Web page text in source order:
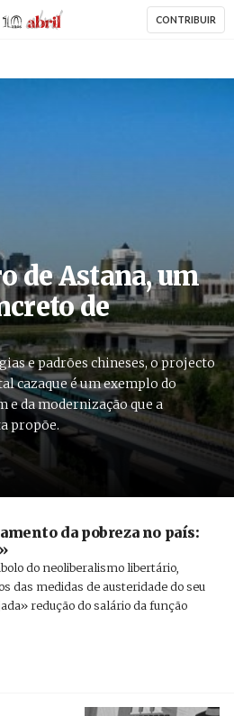
AbrilAbril CONTRIBUIR
de Astana, um
de
e padrões chineses, o projecto
cazaque é um exemplo do
da modernização que a
propõe.
da pobreza no país:
do neoliberalismo libertário,
das medidas de austeridade do seu
redução do salário da função